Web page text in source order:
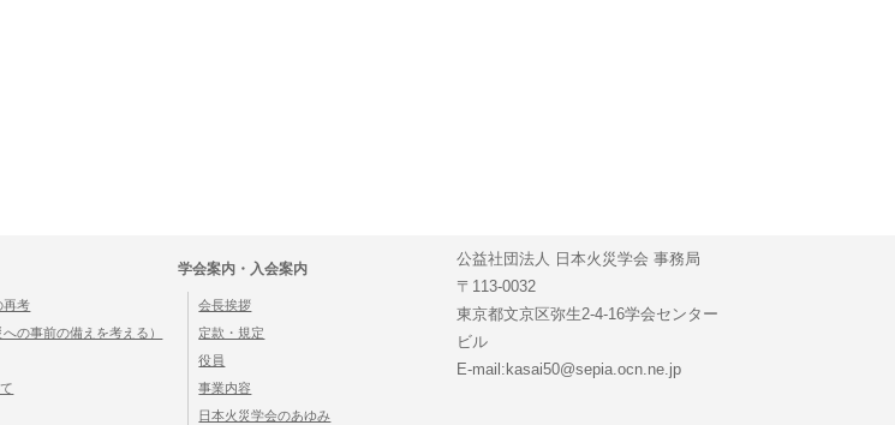
再考
の事前の備えを考える）
学会案内・入会案内
会長挨拶
定款・規定
役員
事業内容
日本火災学会のあゆみ
公益社団法人 日本火災学会 事務局
〒113-0032
東京都文京区弥生2-4-16学会センター
ビル
E-mail:kasai50@sepia.ocn.ne.jp